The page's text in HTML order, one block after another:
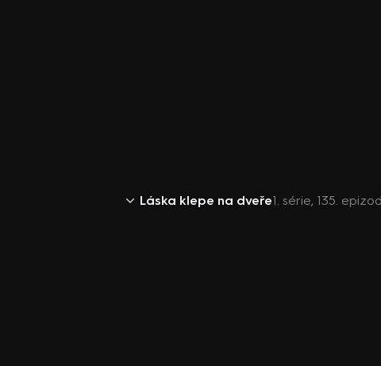
Láska klepe na dveře1. série, 135.